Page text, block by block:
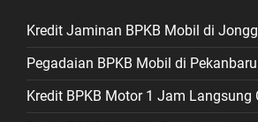
Kredit Jaminan BPKB Mobil di
Pegadaian BPKB Mobil di Pekanbaru
Kredit BPKB Motor 1 Jam Langsung